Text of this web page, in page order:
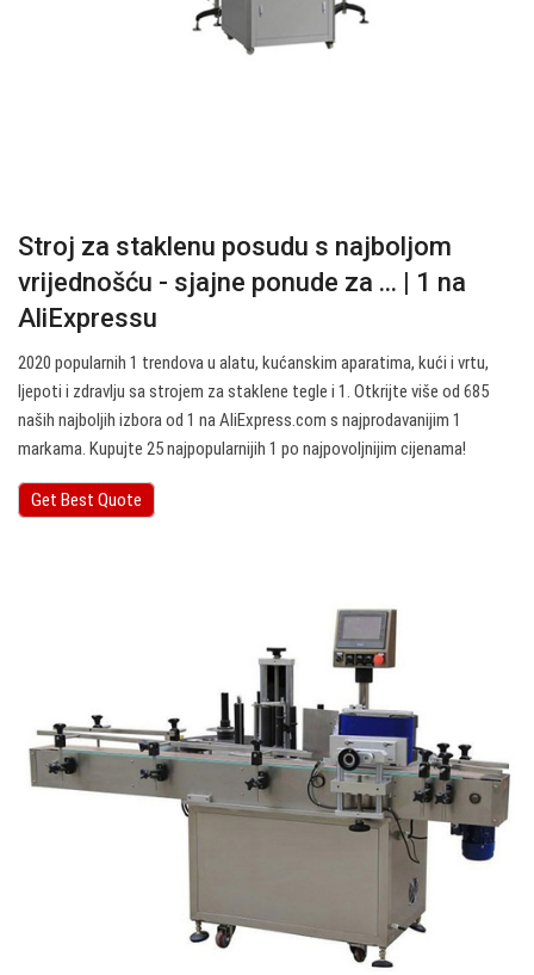
Stroj za staklenu posudu s najboljom
vrijednošću - sjajne ponude za ... | 1 na
AliExpressu
2020 popularnih 1 trendova u alatu, kućanskim aparatima, kući i vrtu,
ljepoti i zdravlju sa strojem za staklene tegle i 1. Otkrijte više od 685
naših najboljih izbora od 1 na AliExpress.com s najprodavanijim 1
markama. Kupujte 25 najpopularnijih 1 po najpovoljnijim cijenama!
Get Best Quote